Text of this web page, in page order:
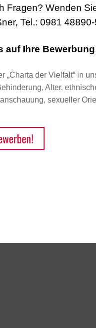
Fragen? Wenden
Tel.: 0981
auf Ihre
„Charta der Vielfalt“ in
Alter,
sexueller